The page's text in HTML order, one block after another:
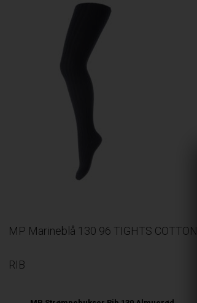
MP Marineblå 130 96 TIGHTS COTTON
RIB